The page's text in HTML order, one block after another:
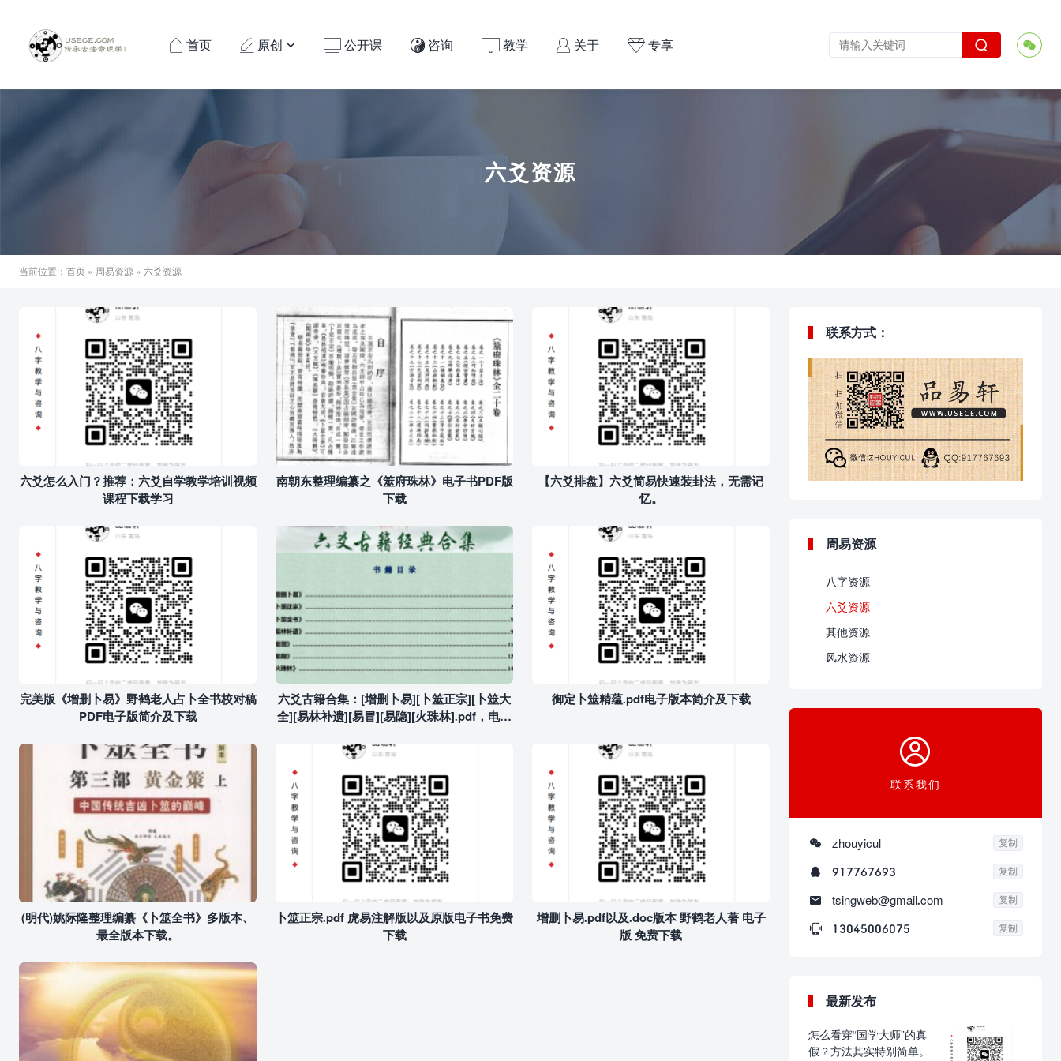

 首页  原创  公开课  咨询 教学  关于  专享 
六爻资源
当前位置： 首页 » 周易资源 » 六爻资源
六爻怎么入门？推荐：六爻自学教学培训视频
课程下载学习
南朝东整理编纂之《筮府珠林》电子书PDF版
下载
【六爻排盘】六爻简易快速装卦法，无需记
忆。
完美版《增删卜易》野鹤老人占卜全书校对稿
PDF电子版简介及下载
六爻古籍合集：[增删卜易][卜筮正宗][卜筮大
全][易林补遗][易冒][易隐][火珠林].pdf，电子
御定卜筮精蕴.pdf电子版本简介及下载
(明代)姚际隆整理编纂《卜筮全书》多版本、
最全版本下载。
卜筮正宗.pdf 虎易注解版以及原版电子书免费
下载
增删卜易.pdf以及.doc版本 野鹤老人著 电子
版 免费下载
联系方式：
周易资源
八字资源
六爻资源
其他资源
风水资源

联系我们
 zhouyicul 复制
 917767693 复制
 tsingweb@gmail.com 复制
 13045006075 复制
最新发布
怎么看穿“国学大师”的真
假？方法其实特别简单。